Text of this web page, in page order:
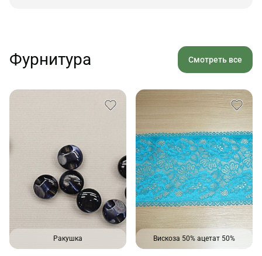
Фурнитура Смотреть все
Ракушка Вискоза 50% ацетат 50%